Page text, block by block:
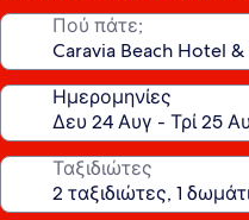
Πού πάτε;
Ημερομηνίες
Ταξιδιώτες